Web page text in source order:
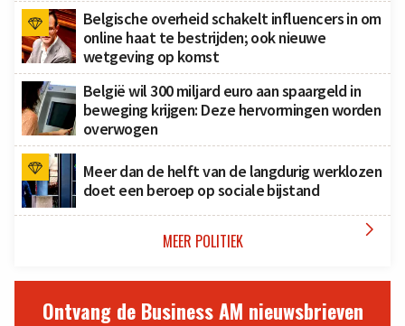
Belgische overheid schakelt influencers in om
online haat te bestrijden; ook nieuwe
wetgeving op komst
België wil 300 miljard euro aan spaargeld in
beweging krijgen: Deze hervormingen worden
overwogen
Meer dan de helft van de langdurig werklozen
doet een beroep op sociale bijstand
MEER POLITIEK 
Ontvang de Business AM nieuwsbrieven